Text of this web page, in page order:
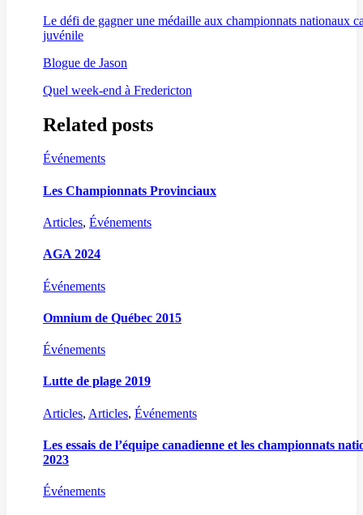
Le défi de gagner une médaille aux championnats nationaux
juvénile
Blogue de Jason
Quel week-end à Fredericton
Related posts
Événements
Les Championnats Provinciaux
Articles, Événements
AGA 2024
Événements
Omnium de Québec 2015
Événements
Lutte de plage 2019
Articles, Articles, Événements
Les essais de l’équipe canadienne et les championnats
2023
Événements